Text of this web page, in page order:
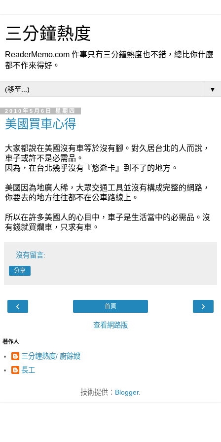
三分鐘熱度
ReaderMemo.com 作事只有三分鐘熱度也不錯，總比你什麼
都不作來得好。
▼
2010年5月6日 星期四
美國買車心得
大家都說在美國沒有車等於沒有腳。對久居台北的人而說，
車子或許不是必需品。
因為，在台北幾乎沒有『悠遊卡』到不了的地方。
美國因為地廣人稀，大眾交通工具並沒有構成完整的網路，
你要去的地方往往都不在公車路線上。
所以在許多美國人的心目中，車子是生活當中的必需品。沒
有錢就買爛車，只求有車。
沒有留言:
分享
‹ ›
首頁
查看網路版
著作人
三分鐘熱度/ 廚餘嫂
長工
技術提供： Blogger.